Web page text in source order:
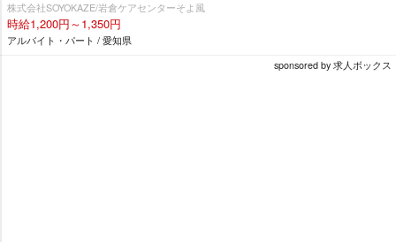
株式会社SOYOKAZE/岩倉ケアセンターそよ風
時給1,200円～1,350円
アルバイト・パート / 愛知県
sponsored by 求人ボックス